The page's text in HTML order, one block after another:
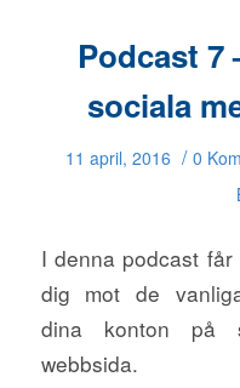
Podcast 7
sociala
11 april, 2016 / 0
I denna podcast
dig mot de
dina konton på
webbsida.